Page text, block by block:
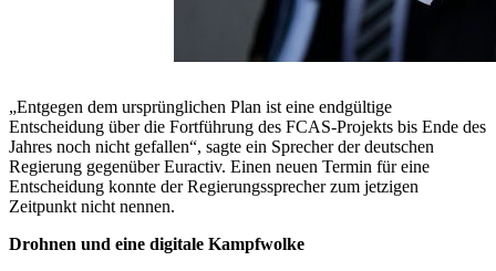
„Entgegen dem ursprünglichen Plan ist eine endgültige
Entscheidung über die Fortführung des FCAS-Projekts bis Ende des
Jahres noch nicht gefallen“, sagte ein Sprecher der deutschen
Regierung gegenüber Euractiv. Einen neuen Termin für eine
Entscheidung konnte der Regierungssprecher zum jetzigen
Zeitpunkt nicht nennen.
Drohnen und eine digitale Kampfwolke